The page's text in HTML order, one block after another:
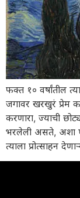
फक्त १० वर्षांतील
जगावर खरखुरं प्रेम
करणारा, ज्याची
भरलेली असते, अशा
त्याला प्रोत्साहन